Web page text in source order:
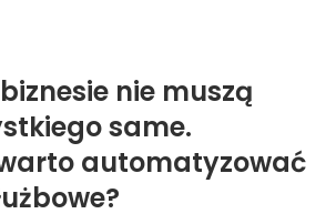
nie muszą
same.
automatyzować